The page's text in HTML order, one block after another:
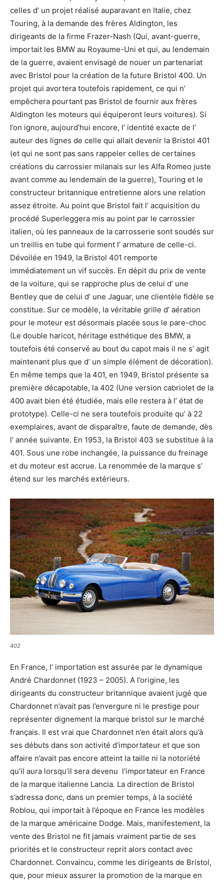
celles d’ un projet réalisé auparavant en Italie, chez
Touring, à la demande des frères Aldington, les
dirigeants de la firme Frazer-Nash (Qui, avant-guerre,
importait les BMW au Royaume-Uni et qui, au lendemain
de la guerre, avaient envisagé de nouer un partenariat
avec Bristol pour la création de la future Bristol 400. Un
projet qui avortera toutefois rapidement, ce qui n’
empêchera pourtant pas Bristol de fournir aux frères
Aldington les moteurs qui équiperont leurs voitures). Si
l’on ignore, aujourd’hui encore, l’ identité exacte de l’
auteur des lignes de celle qui allait devenir la Bristol 401
(et qui ne sont pas sans rappeler celles de certaines
créations du carrossier milanais sur les Alfa Romeo juste
avant comme au lendemain de la guerre), Touring et le
constructeur britannique entretienne alors une relation
assez étroite. Au point que Bristol fait l’ acquisition du
procédé Superleggera mis au point par le carrossier
italien, où les panneaux de la carrosserie sont soudés sur
un treillis en tube qui forment l’ armature de celle-ci.
Dévoilée en 1949, la Bristol 401 remporte
immédiatement un vif succès. En dépit du prix de vente
de la voiture, qui se rapproche plus de celui d’ une
Bentley que de celui d’ une Jaguar, une clientèle fidèle se
constitue. Sur ce modèle, la véritable grille d’ aération
pour le moteur est désormais placée sous le pare-choc
(Le double haricot, héritage esthétique des BMW, a
toutefois été conservé au bout du capot mais il ne s’ agit
maintenant plus que d’ un simple élément de décoration).
En même temps que la 401, en 1949, Bristol présente sa
première décapotable, la 402 (Une version cabriolet de la
400 avait bien été étudiée, mais elle restera à l’ état de
prototype). Celle-ci ne sera toutefois produite qu’ à 22
exemplaires, avant de disparaître, faute de demande, dès
l’ année suivante. En 1953, la Bristol 403 se substitue à la
401. Sous une robe inchangée, la puissance du freinage
et du moteur est accrue. La renommée de la marque s’
étend sur les marchés extérieurs.
402
En France, l’ importation est assurée par le dynamique
André Chardonnet (1923 – 2005). A l’origine, les
dirigeants du constructeur britannique avaient jugé que
Chardonnet n’avait pas l’envergure ni le prestige pour
représenter dignement la marque bristol sur le marché
français. Il est vrai que Chardonnet n’en était alors qu’à
ses débuts dans son activité d’importateur et que son
affaire n’avait pas encore atteint la taille ni la notoriété
qu’il aura lorsqu’il sera devenu l’importateur en France
de la marque italienne Lancia. La direction de Bristol
s’adressa donc, dans un premier temps, à la société
Roblou, qui importait à l’époque en France les modèles
de la marque américaine Dodge. Mais, manifestement, la
vente des Bristol ne fit jamais vraiment partie de ses
priorités et le constructeur reprit alors contact avec
Chardonnet. Convaincu, comme les dirigeants de Bristol,
que, pour mieux assurer la promotion de la marque en